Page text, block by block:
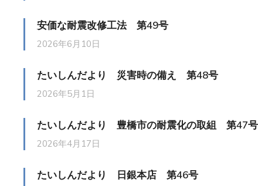
安価な耐震改修工法 第49号
2026年6月10日
たいしんだより 災害時の備え 第48号
2026年5月1日
たいしんだより 豊橋市の耐震化の取組 第47号
2026年4月17日
たいしんだより 日銀本店 第46号